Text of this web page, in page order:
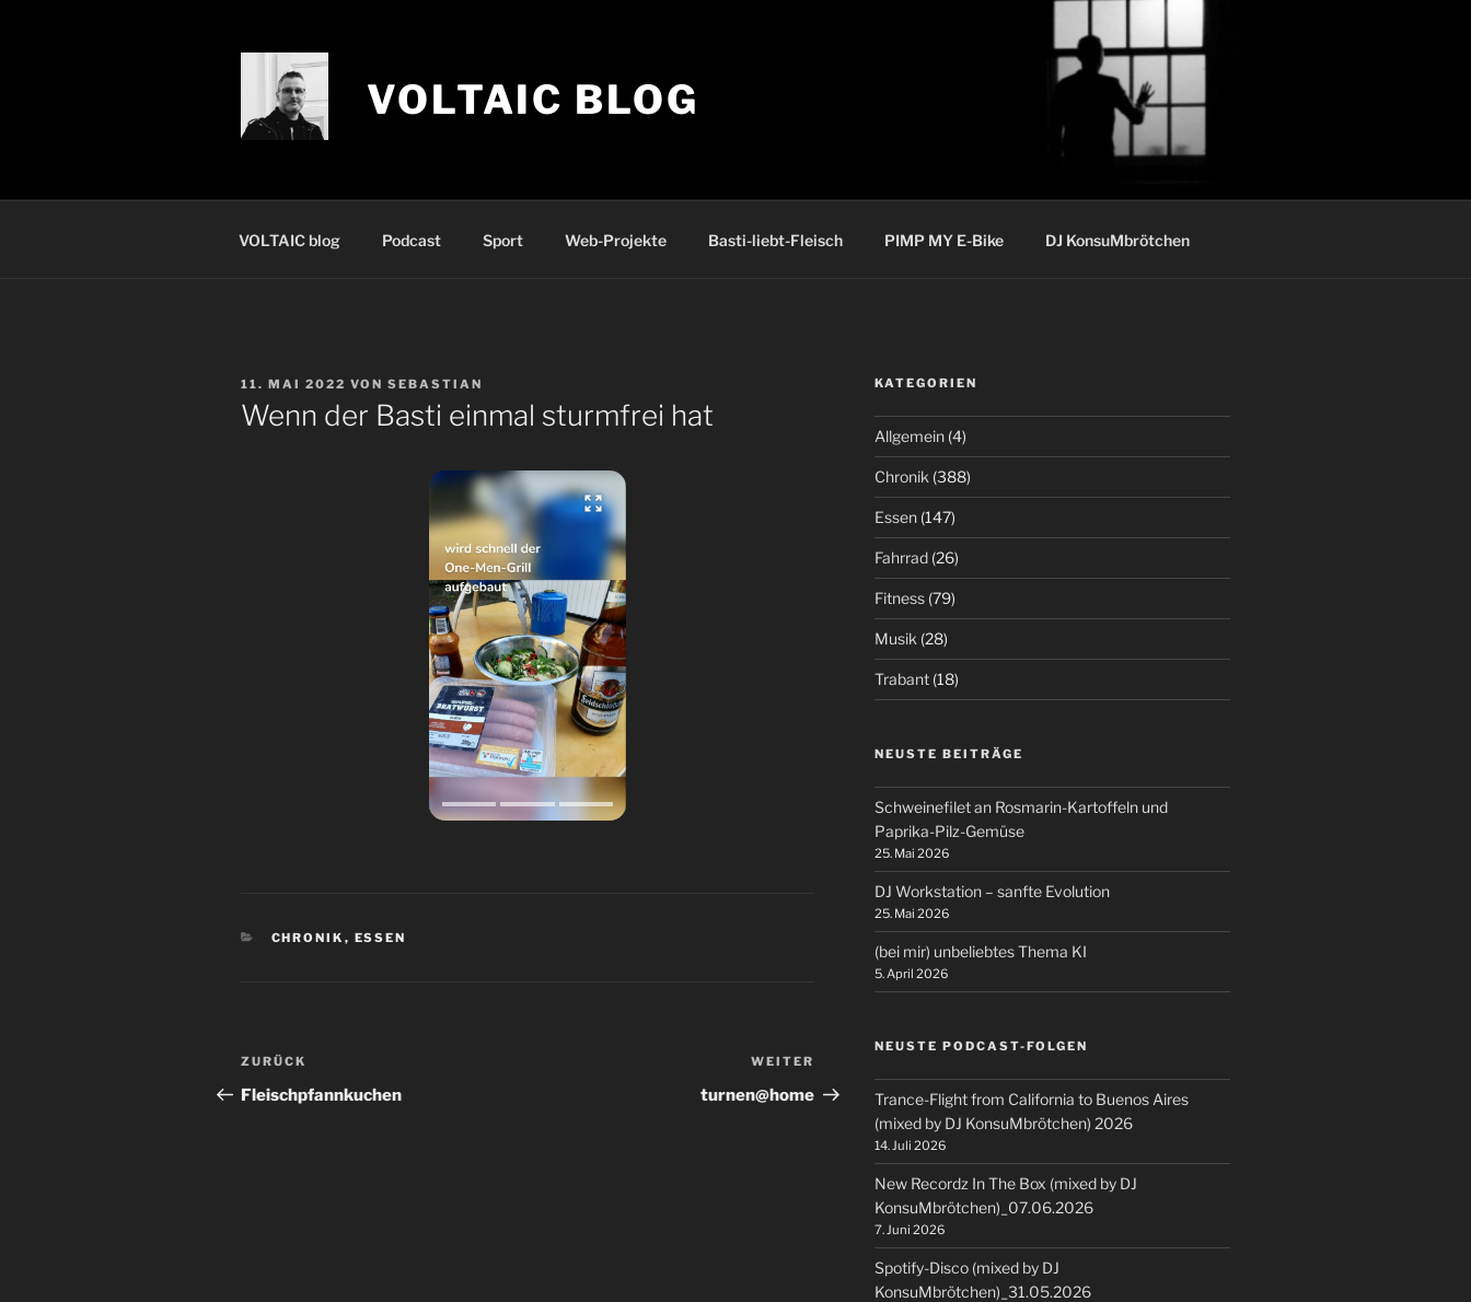
VOLTAIC BLOG
VOLTAIC blog Podcast Sport Web-Projekte Basti-liebt-Fleisch PIMP MY E-Bike DJ KonsuMbrötchen
VERÖFFENTLICHT
AM
11. MAI 2022 VON SEBASTIAN
Wenn der Basti einmal sturmfrei hat
KATEGORIEN
CHRONIK , ESSEN
Beitrags-
Navigation
Vorheriger
Beitrag
ZURÜCK
Fleischpfannkuchen
Beitrag
WEITER
turnen@home
KATEGORIEN
Allgemein(4)
Chronik (388)
Essen(147)
Fahrrad(26)
Fitness(79)
Musik (28)
Trabant(18)
NEUSTE BEITRÄGE
Schweinefilet an Rosmarin-Kartoffeln und
Paprika-Pilz-Gemüse
25. Mai 2026
DJ Workstation – sanfte Evolution
25. Mai 2026
(bei mir) unbeliebtes Thema KI
5. April 2026
NEUSTE PODCAST-FOLGEN
Trance-Flight from California to Buenos Aires
(mixed by DJ KonsuMbrötchen) 2026
14. Juli 2026
New Recordz In The Box (mixed by DJ
KonsuMbrötchen)_07.06.2026
7. Juni 2026
Spotify-Disco (mixed by DJ
KonsuMbrötchen)_31.05.2026